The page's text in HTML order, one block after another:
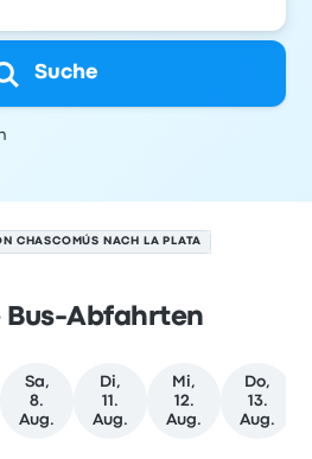
Suche
CHASCOMÚS NACH LA PLATA
Bus-Abfahrten
Sa,
8.
Aug.
Di,
11.
Aug.
Mi,
12.
Aug.
Do,
13.
Aug.